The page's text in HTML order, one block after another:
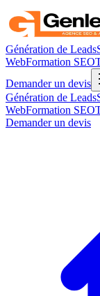
Génération de Leads
WebFormation SEO
Demander un devis
Génération de Leads
WebFormation SEO
Demander un devis